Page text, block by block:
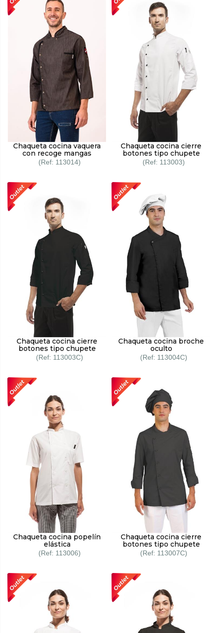
Chaqueta cocina vaquera
con recoge mangas
113014
Chaqueta cocina cierre
botones tipo chupete
113003
Chaqueta cocina cierre
botones tipo chupete
113003C
Chaqueta cocina broche
oculto
113004C
Chaqueta cocina popelín
elástica
113006
Chaqueta cocina cierre
botones tipo chupete
113007C